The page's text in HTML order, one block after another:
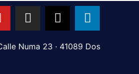
Numa 23 · 41089 Dos